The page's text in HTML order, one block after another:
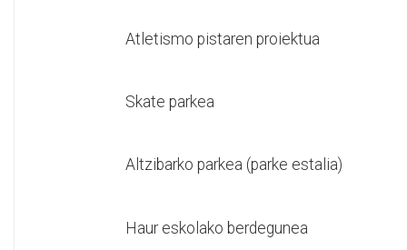
Atletismo pistaren proiektua
Skate parkea
Altzibarko parkea (parke estalia)
Haur eskolako berdegunea